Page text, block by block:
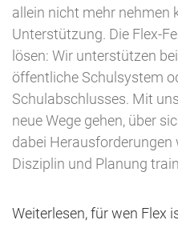
allein nicht mehr nehmen
Unterstützung. Die Flex-
lösen: Wir unterstützen
öffentliche Schulsystem
Schulabschlusses. Mit
neue Wege gehen, über
dabei Herausforderungen
Disziplin und Planung
Weiterlesen, für wen Flex